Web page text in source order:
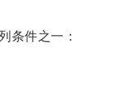
条件之一：